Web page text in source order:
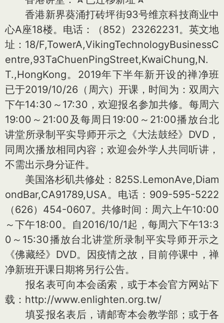
香港新界葵涌打砖坪街93号维京科技商业中
心A座18楼。电话：（852）23262231。英文地
址：18/F,TowerA,VikingTechnologyBusinessC
entre,93TaChuenPingStreet,KwaiChung,N.
T.,HongKong。2019年下半年新开设的禅净班
已于2019/10/26（周六）开课，时间为：双周六
下午14:30～17:30，欢迎报名参加共修。每周六
19:00～21:00及每周日19:00～21:00播放台北
讲堂所录制平实导师开示之《大法鼓经》DVD，
同周次播放相同内容；欢迎会外学人共同听讲，
不需出示身分证件。
美国洛杉矶共修处：825S.LemonAve,Diam
ondBar,CA91789,USA。电话：909-595-5222
（626）454-0607。共修时间：周六上午10:00
～下午18:00。自2016/10/1起，每周六下午13:3
0～15:30播放台北讲堂所录制平实导师开示之
《佛藏经》DVD。因疫情之故，目前停课中，禅
净新班开课日期将另行公告。
报名表可向本会函索，或于本会官方网站下
载：http://www.enlighten.org.tw/
填妥报名表后，请邮寄本会教学部；或于各